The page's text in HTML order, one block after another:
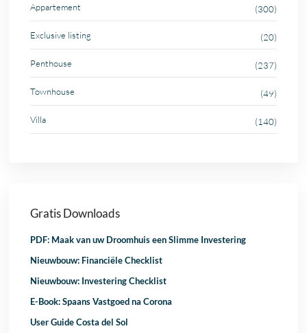
Appartement (300)
Exclusive listing (20)
Penthouse (237)
Townhouse (49)
Villa (140)
Gratis Downloads
PDF: Maak van uw Droomhuis een Slimme Investering
Nieuwbouw: Financiële Checklist
Nieuwbouw: Investering Checklist
E-Book: Spaans Vastgoed na Corona
User Guide Costa del Sol